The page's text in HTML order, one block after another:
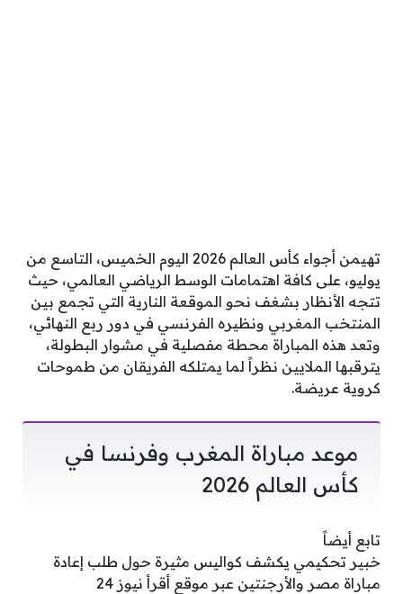
تهيمن أجواء كأس العالم 2026 اليوم الخميس، التاسع من
يوليو، على كافة اهتمامات الوسط الرياضي العالمي، حيث
تتجه الأنظار بشغف نحو الموقعة النارية التي تجمع بين
المنتخب المغربي ونظيره الفرنسي في دور ربع النهائي،
وتعد هذه المباراة محطة مفصلية في مشوار البطولة،
يترقبها الملايين نظراً لما يمتلكه الفريقان من طموحات
كروية عريضة.
موعد مباراة المغرب وفرنسا في
كأس العالم 2026
تابع أيضاً
خبير تحكيمي يكشف كواليس مثيرة حول طلب إعادة
مباراة مصر والأرجنتين عبر موقع أقرأ نيوز 24